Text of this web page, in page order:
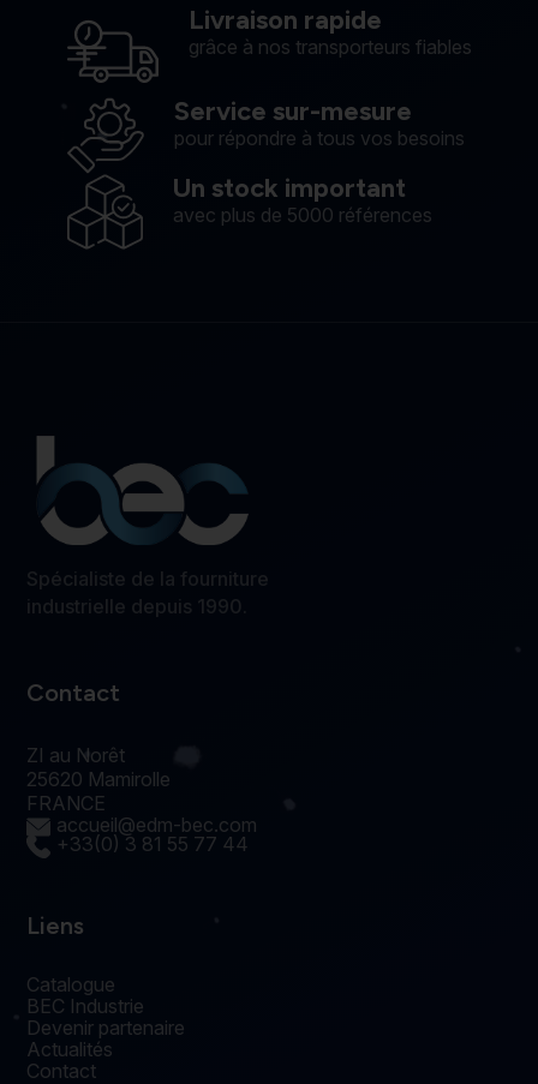
Livraison rapide
grâce à nos transporteurs fiables
Service sur-mesure
pour répondre à tous vos besoins
Un stock important
avec plus de 5000 références
Spécialiste de la fourniture
industrielle depuis 1990.
Contact
ZI au Norêt
25620 Mamirolle
FRANCE
accueil@edm-bec.com
+33(0) 3 81 55 77 44
Liens
Catalogue
BEC Industrie
Devenir partenaire
Actualités
Contact